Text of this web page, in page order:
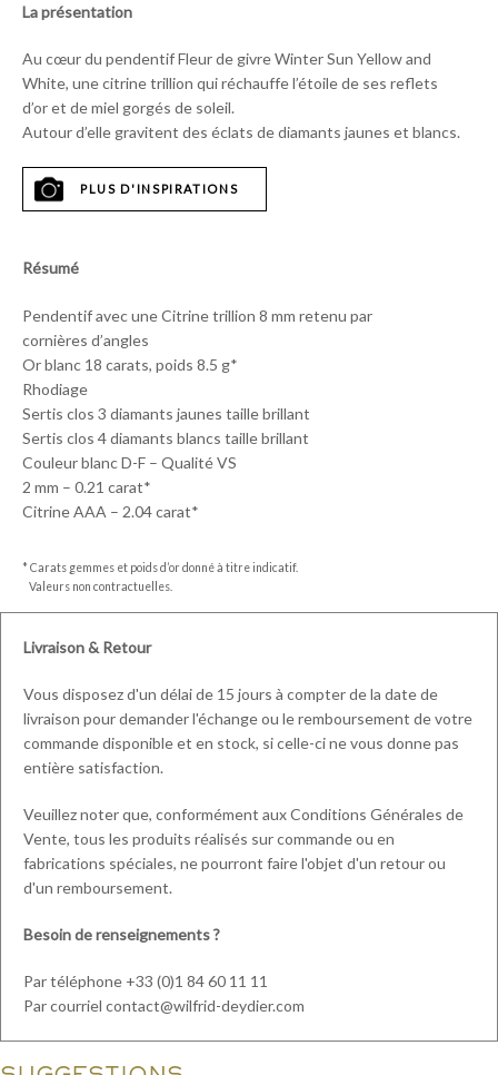
La présentation
Au cœur du pendentif Fleur de givre Winter Sun Yellow and
White, une citrine trillion qui réchauffe l’étoile de ses reflets
d’or et de miel gorgés de soleil.
Autour d’elle gravitent des éclats de diamants jaunes et blancs.
PLUS D'INSPIRATIONS
Résumé
Pendentif avec une Citrine trillion 8 mm retenu par
cornières d’angles
Or blanc 18 carats, poids 8.5 g*
Rhodiage
Sertis clos 3 diamants jaunes taille brillant
Sertis clos 4 diamants blancs taille brillant
Couleur blanc D-F – Qualité VS
2 mm – 0.21 carat*
Citrine AAA – 2.04 carat*
* Carats gemmes et poids d’or donné à titre indicatif.
Valeurs non contractuelles.
Livraison & Retour
Vous disposez d'un délai de 15 jours à compter de la date de
livraison pour demander l'échange ou le remboursement de votre
commande disponible et en stock, si celle-ci ne vous donne pas
entière satisfaction.
Veuillez noter que, conformément aux Conditions Générales de
Vente, tous les produits réalisés sur commande ou en
fabrications spéciales, ne pourront faire l'objet d'un retour ou
d'un remboursement.
Besoin de renseignements ?
Par téléphone +33 (0)1 84 60 11 11
Par courriel contact@wilfrid-deydier.com